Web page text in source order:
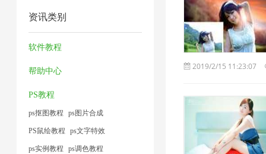
器
2
7
器
1
缩
资讯类别
软件教程
帮助中心
PS教程
ps抠图教程 ps图片合成
PS鼠绘教程 ps文字特效
ps实例教程 ps调色教程
2019/2/15 11:23:07